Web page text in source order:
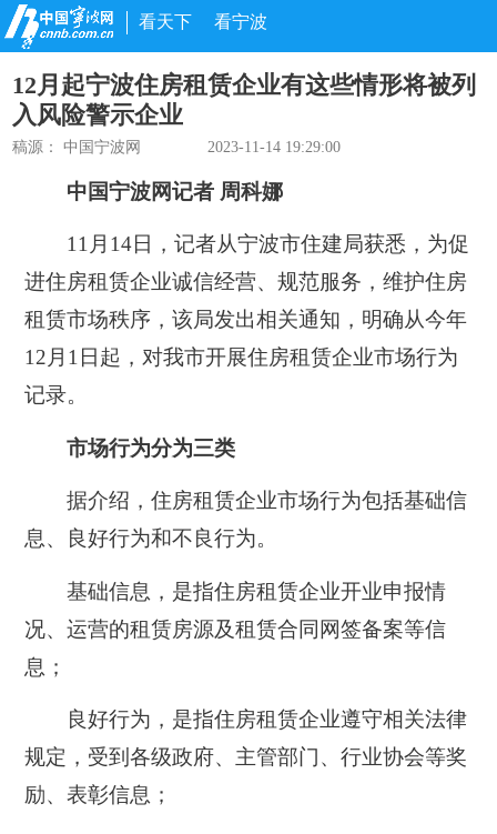
看天下 看宁波
12月起宁波住房租赁企业有这些情形将被列
入风险警示企业
稿源： 中国宁波网 2023-11-14 19:29:00
中国宁波网记者 周科娜
11月14日，记者从宁波市住建局获悉，为促
进住房租赁企业诚信经营、规范服务，维护住房
租赁市场秩序，该局发出相关通知，明确从今年
12月1日起，对我市开展住房租赁企业市场行为
记录。
市场行为分为三类
据介绍，住房租赁企业市场行为包括基础信
息、良好行为和不良行为。
基础信息， 是指住房租赁企业开业申报情
况、运营的租赁房源及租赁合同网签备案等信
息；
良好行为， 是指住房租赁企业遵守相关法律
规定，受到各级政府、主管部门、行业协会等奖
励、表彰信息；